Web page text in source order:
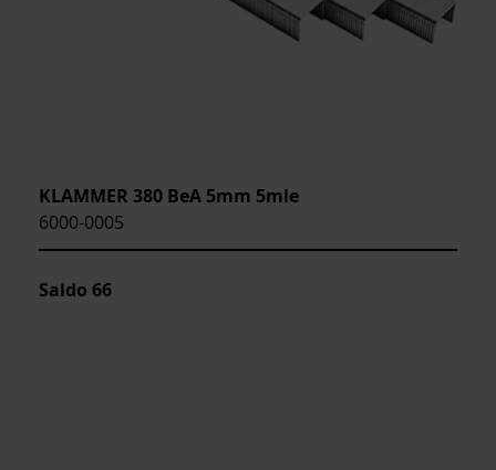
KLAMMER 380 BeA 5mm 5mle
6000-0005
Saldo 66